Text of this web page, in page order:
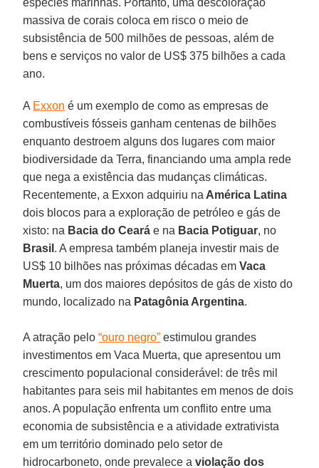
massiva de corais coloca em risco o meio de
subsistência de 500 milhões de pessoas, além de
bens e serviços no valor de US$ 375 bilhões a cada
ano.
A Exxon é um exemplo de como as empresas de
combustíveis fósseis ganham centenas de bilhões
enquanto destroem alguns dos lugares com maior
biodiversidade da Terra, financiando uma ampla rede
que nega a existência das mudanças climáticas.
Recentemente, a Exxon adquiriu na América Latina
dois blocos para a exploração de petróleo e gás de
xisto: na Bacia do Cearáe na Bacia Potiguar, no
Brasil . A empresa também planeja investir mais de
US$ 10 bilhões nas próximas décadas emVaca
Muerta, um dos maiores depósitos de gás de xisto do
mundo, localizado na Patagônia Argentina.
A atração pelo“ouro negro” estimulou grandes
investimentos em Vaca Muerta, que apresentou um
crescimento populacional considerável: de três mil
habitantes para seis mil habitantes em menos de dois
anos. A população enfrenta um conflito entre uma
economia de subsistência e a atividade extrativista
em um território dominado pelo setor de
hidrocarboneto, onde prevalece aviolação dos